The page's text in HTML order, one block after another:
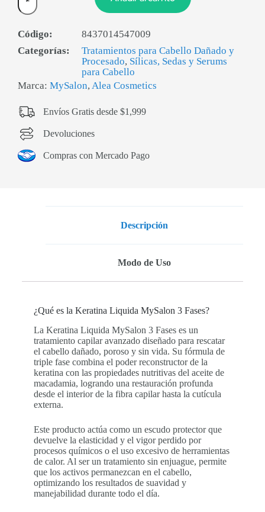
Código:
8437014547009
Categorías:
Tratamientos para Cabello Dañado y
Procesado, Sílicas, Sedas y Serums
para Cabello
Marca: MySalon, Alea Cosmetics
Envíos Gratis desde $1,999
Devoluciones
Compras con Mercado Pago
Descripción
Modo de Uso
¿Qué es la Keratina Liquida MySalon 3 Fases?
La Keratina Liquida MySalon 3 Fases es un
tratamiento capilar avanzado diseñado para rescatar
el cabello dañado, poroso y sin vida. Su fórmula de
triple fase combina el poder reconstructor de la
keratina con las propiedades nutritivas del aceite de
macadamia, logrando una restauración profunda
desde el interior de la fibra capilar hasta la cutícula
externa.
Este producto actúa como un escudo protector que
devuelve la elasticidad y el vigor perdido por
procesos químicos o el uso excesivo de herramientas
de calor. Al ser un tratamiento sin enjuague, permite
que los activos permanezcan en el cabello,
optimizando los resultados de suavidad y
manejabilidad durante todo el día.